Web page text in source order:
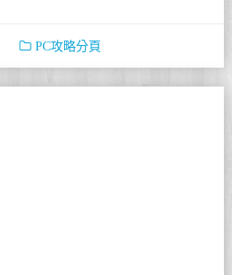
PC攻略分頁